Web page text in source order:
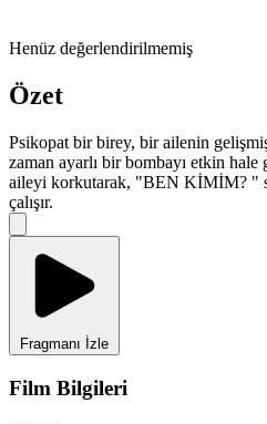
Henüz değerlendirilmemiş
Özet
Psikopat bir birey, bir ailenin
zaman ayarlı bir bombayı etkin
aileyi korkutarak, "BEN KİMİM? "
çalışır.
Fragmanı İzle
Film Bilgileri